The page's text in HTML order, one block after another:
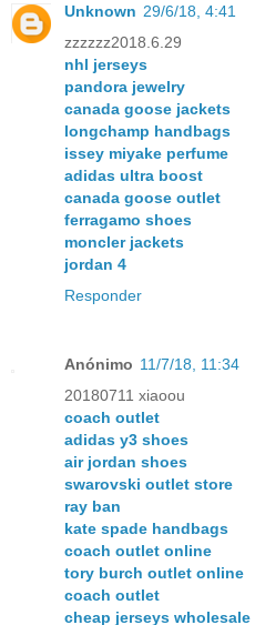
Unknown 29/6/18, 4:41
zzzzzz2018.6.29
nhl jerseys
pandora jewelry
canada goose jackets
longchamp handbags
issey miyake perfume
adidas ultra boost
canada goose outlet
ferragamo shoes
moncler jackets
jordan 4
Responder
Anónimo 11/7/18, 11:34
20180711 xiaoou
coach outlet
adidas y3 shoes
air jordan shoes
swarovski outlet store
ray ban
kate spade handbags
coach outlet online
tory burch outlet online
coach outlet
cheap jerseys wholesale